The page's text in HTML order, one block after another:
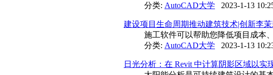
分类: AutoCAD大学 2023-1-13
建设项目生命周期推动建筑技术|创新李茉
施工软件可以帮助您降低项目成本
分类: AutoCAD大学 2023-1-13
日光分析：在 Revit 中计算阴影区域以实